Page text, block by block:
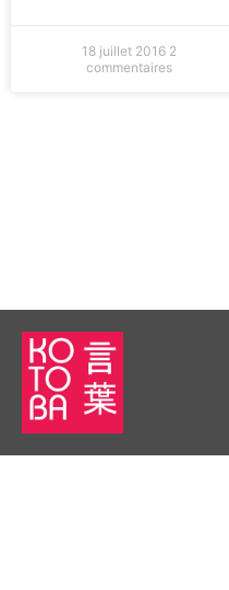
18 juillet 2016 2
commentaires